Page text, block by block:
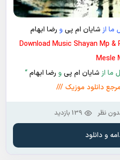
ما از شایان ام پیو رضا ابهام
Download Music Shayan Mp &
Mesle
ما از شایان ام پیو رضا ابهام“
مرجع دانلود موزیک ///
نظر 139 بازدید
و دانلود